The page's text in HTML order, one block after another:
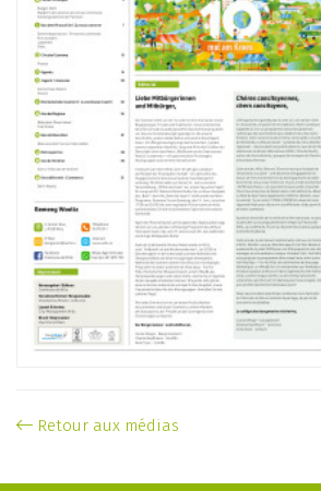
Retour aux médias